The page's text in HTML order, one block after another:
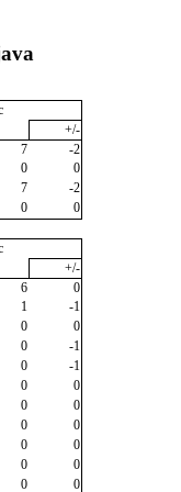
+/-
7
-2
0
0
7
-2
0
0
+/-
6
0
1
-1
0
0
0
-1
0
-1
0
0
0
0
0
0
0
0
0
0
0
0